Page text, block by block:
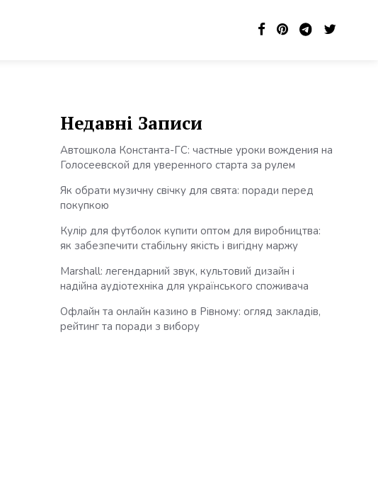
Недавні Записи
Автошкола Константа-ГС: частные уроки вождения на
Голосеевской для уверенного старта за рулем
Як обрати музичну свічку для свята: поради перед
покупкою
Кулір для футболок купити оптом для виробництва:
як забезпечити стабільну якість і вигідну маржу
Marshall: легендарний звук, культовий дизайн і
надійна аудіотехніка для українського споживача
Офлайн та онлайн казино в Рівному: огляд закладів,
рейтинг та поради з вибору